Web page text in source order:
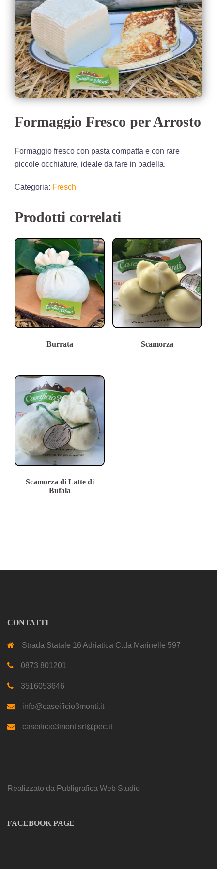
Formaggio Fresco per Arrosto
Formaggio fresco con pasta compatta e con rare
piccole occhiature, ideale da fare in padella.
Categoria: Freschi
Prodotti correlati
Burrata Scamorza
Scamorza di Latte di
Bufala
CONTATTI
Strada Statale 16 Adriatica C.da Marinelle 597
0873 801201
3516053646
info@caseificio3monti.it
caseificio3montisrl@pec.it
Realizzato da Publigrafica Web Studio
FACEBOOK PAGE